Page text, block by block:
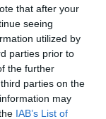
that after your
seeing
utilized by
parties prior to
the further
parties on the
may
IAB’s List of